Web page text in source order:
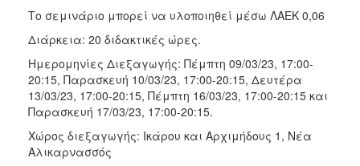
Το σεμινάριο μπορεί να υλοποιηθεί μέσω ΛΑΕΚ 0,06
Διάρκεια: 20 διδακτικές ώρες.
Ημερομηνίες Διεξαγωγής: Πέμπτη 09/03/23, 17:00-
20:15, Παρασκευή 10/03/23, 17:00-20:15, Δευτέρα
13/03/23, 17:00-20:15, Πέμπτη 16/03/23, 17:00-20:15 και
Παρασκευή 17/03/23, 17:00-20:15.
Χώρος διεξαγωγής: Ικάρου και Αρχιμήδους 1, Νέα
Αλικαρνασσός